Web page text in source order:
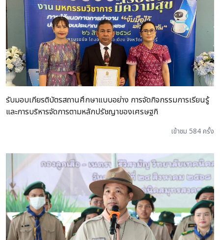
รับมอบเกียรติบัตรสถานศึกษาแบบอย่าง การจัดกิจกรรมการเรียนรู้
และการบริหารจัดการตามหลักปรัชญาของเศรษฐกิ
เข้าชม 584 ครั้ง